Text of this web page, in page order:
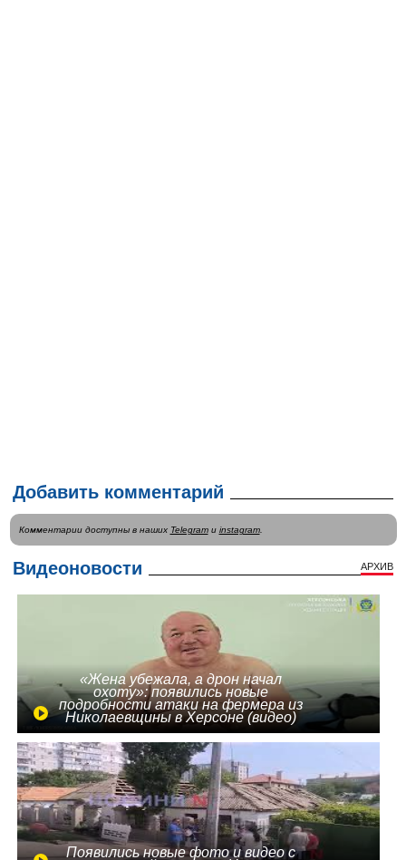
Добавить комментарий
Комментарии доступны в наших Telegramи instagram.
Видеоновости АРХИВ
«Жена убежала, а дрон начал
охоту»: появились новые
подробности атаки на фермера из
Николаевщины в Херсоне (видео)
Появились новые фото и видео с